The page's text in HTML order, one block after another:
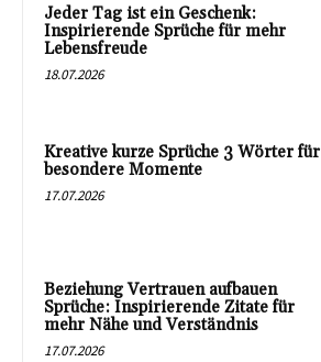
Jeder Tag ist ein Geschenk:
Inspirierende Sprüche für mehr
Lebensfreude
18.07.2026
Kreative kurze Sprüche 3 Wörter für
besondere Momente
17.07.2026
Beziehung Vertrauen aufbauen
Sprüche: Inspirierende Zitate für
mehr Nähe und Verständnis
17.07.2026